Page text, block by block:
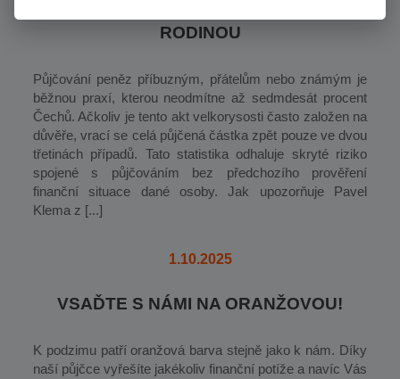
RODINOU
Půjčování peněz příbuzným, přátelům nebo známým je
běžnou praxí, kterou neodmítne až sedmdesát procent
Čechů. Ačkoliv je tento akt velkorysosti často založen na
důvěře, vrací se celá půjčená částka zpět pouze ve dvou
třetinách případů. Tato statistika odhaluje skryté riziko
spojené s půjčováním bez předchozího prověření
finanční situace dané osoby. Jak upozorňuje Pavel
Klema z [...]
1.10.2025
VSAĎTE S NÁMI NA ORANŽOVOU!
K podzimu patří oranžová barva stejně jako k nám. Díky
naší půjčce vyřešíte jakékoliv finanční potíže a navíc Vás